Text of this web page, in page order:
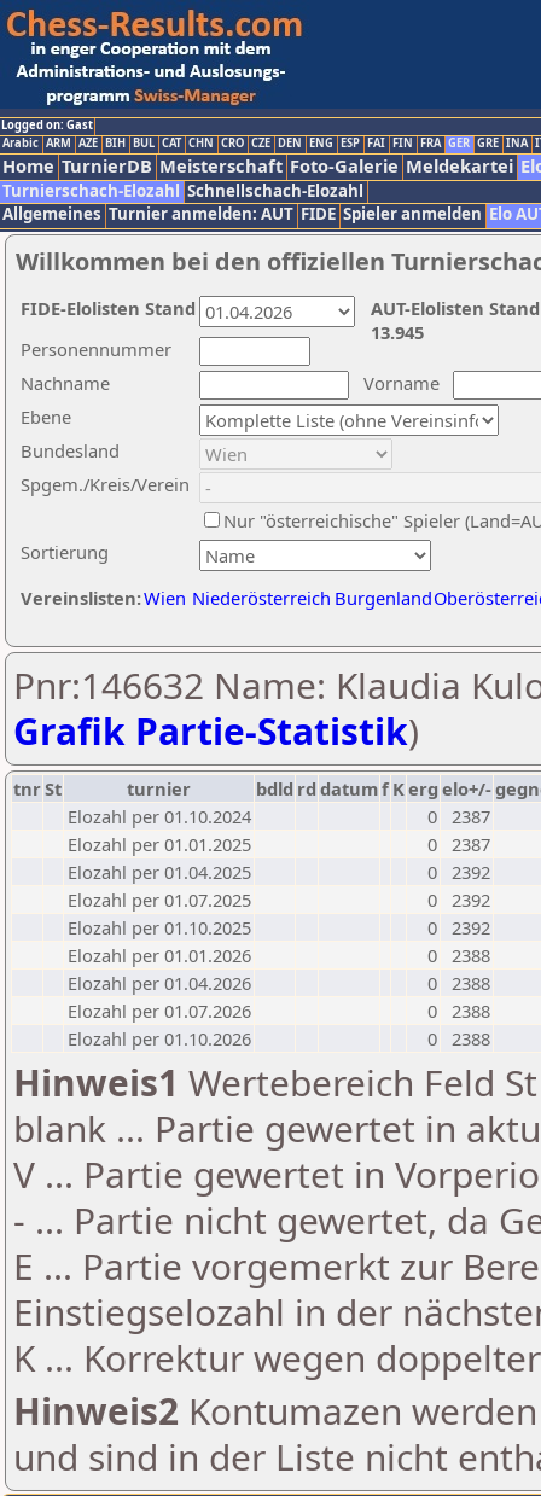
Logged on: Gast
Arabic ARM AZE BIH BUL CAT CHN CRO CZE DEN ENG ESP FAI FIN FRA GER GRE INA
Home TurnierDB Meisterschaft Foto-Galerie Meldekartei
Turnierschach-Elozahl Schnellschach-Elozahl
Allgemeines Turnier anmelden: AUT FIDE Spieler anmelden Elo
Willkommen bei den offiziellen
Nachname
Vorname
Ebene
Sortierung
Personennummer
Bundesland
Spgem./Kreis/Verein
Nur "österreichische" Spieler
Vereinslisten:Wien Niederösterreich Burgenland
AUT-Elolisten
13.945
FIDE-Elolisten Stand
Pnr:146632 Name: Klaudia
Grafik Partie-Statistik)
tnrSt turnier bdld rd datumf Kerg elo+/-
Elozahl per 01.10.2024
0 2387
Elozahl per 01.01.2025
0 2387
Elozahl per 01.04.2025
0 2392
Elozahl per 01.07.2025
0 2392
Elozahl per 01.10.2025
0 2392
Elozahl per 01.01.2026
0 2388
Elozahl per 01.04.2026
0 2388
Elozahl per 01.07.2026
0 2388
Elozahl per 01.10.2026
0 2388
Hinweis1 Wertebereich Feld
blank ... Partie gewertet in
V ... Partie gewertet in
- ... Partie nicht gewertet, da
E ... Partie vorgemerkt zur
Einstiegselozahl in der
K ... Korrektur wegen
Hinweis2 Kontumazen
und sind in der Liste nicht